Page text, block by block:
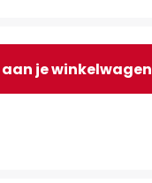
je winkelwagen